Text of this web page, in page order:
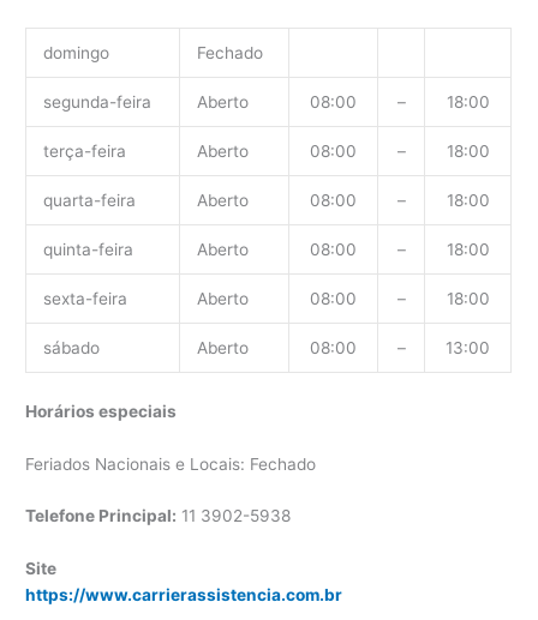
domingo Fechado
segunda-feira Aberto 08:00 – 18:00
terça-feira Aberto 08:00 – 18:00
quarta-feira Aberto 08:00 – 18:00
quinta-feira Aberto 08:00 – 18:00
sexta-feira Aberto 08:00 – 18:00
sábado Aberto 08:00 – 13:00
Horários especiais
Feriados Nacionais e Locais: Fechado
Telefone Principal: 11 3902-5938
Site
https://www.carrierassistencia.com.br